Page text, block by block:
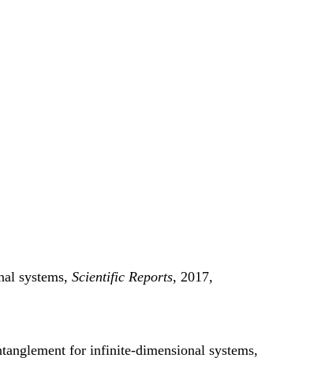
systems, Scientific Reports, 2017,
for infinite-dimensional systems,